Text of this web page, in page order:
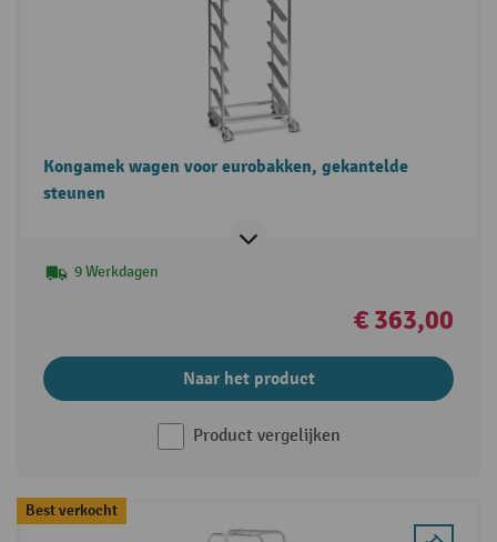
Kongamek wagen voor eurobakken, gekantelde
steunen
9 Werkdagen
€ 363,00
Naar het product
Product vergelijken
Best verkocht